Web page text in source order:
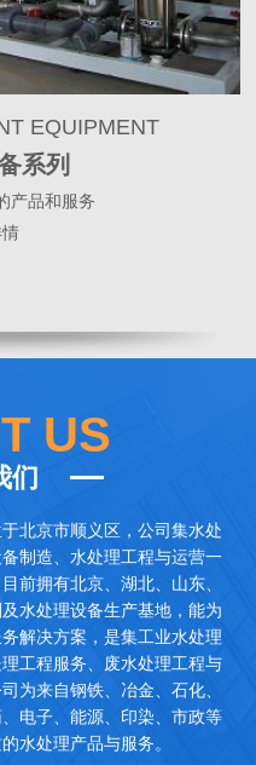
EQUIPMENT
系列
产品和服务
US
们
北京市顺义区，公司集水处
制造、水处理工程与运营一
前拥有北京、湖北、山东、
水处理设备生产基地，能为
解决方案，是集工业水处理
工程服务、废水处理工程与
为来自钢铁、冶金、石化、
电子、能源、印染、市政等
水处理产品与服务。